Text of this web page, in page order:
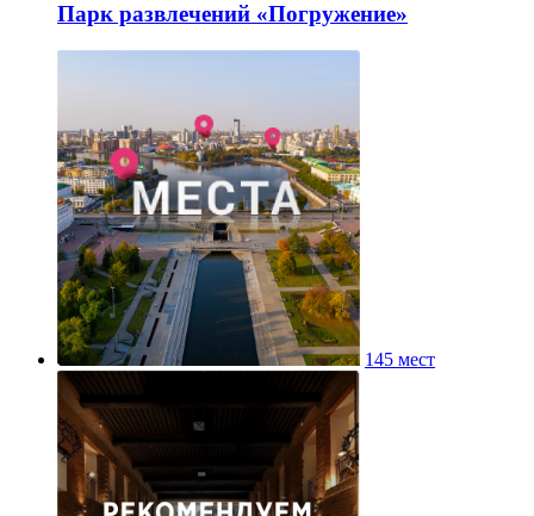
Парк развлечений «Погружение»
145 мест